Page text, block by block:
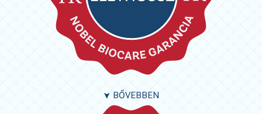
➤ BŐVEBBEN